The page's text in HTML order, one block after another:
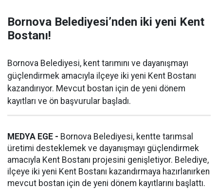
Bornova Belediyesi’nden iki yeni Kent
Bostanı!
Bornova Belediyesi, kent tarımını ve dayanışmayı
güçlendirmek amacıyla ilçeye iki yeni Kent Bostanı
kazandırıyor. Mevcut bostan için de yeni dönem
kayıtları ve ön başvurular başladı.
MEDYA EGE - Bornova Belediyesi, kentte tarımsal
üretimi desteklemek ve dayanışmayı güçlendirmek
amacıyla Kent Bostanı projesini genişletiyor. Belediye,
ilçeye iki yeni Kent Bostanı kazandırmaya hazırlanırken
mevcut bostan için de yeni dönem kayıtlarını başlattı.